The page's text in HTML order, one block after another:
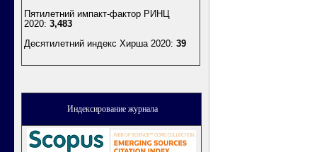
Пятилетний импакт-фактор РИНЦ
2020: 3,483
Десятилетний индекс Хирша 2020: 39
Индексирование журнала